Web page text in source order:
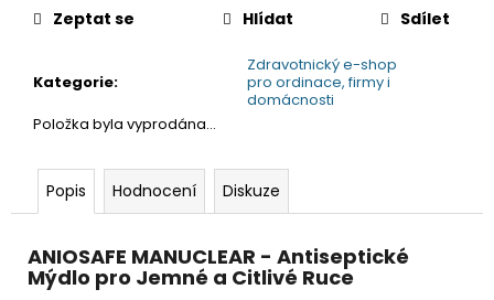
Kategorie:
Zdravotnický e-shop
pro ordinace, firmy i
domácnosti
Položka byla vyprodána…
Zeptat se Hlídat Sdílet
Popis Hodnocení Diskuze
ANIOSAFE MANUCLEAR - Antiseptické
Mýdlo pro Jemné a Citlivé Ruce